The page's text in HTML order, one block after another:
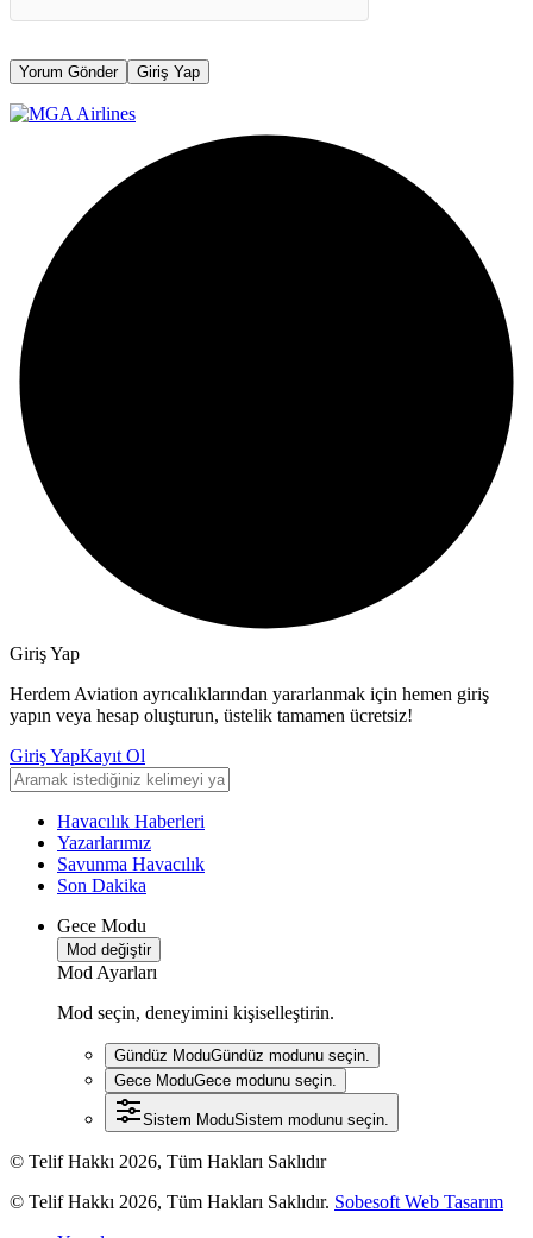
Yorum Gönder Giriş Yap
Giriş Yap
Herdem Aviation ayrıcalıklarından yararlanmak için hemen giriş
yapın veya hesap oluşturun, üstelik tamamen ücretsiz!
Giriş YapKayıt Ol
Havacılık Haberleri
Yazarlarımız
Savunma Havacılık
Son Dakika
Gece Modu
Mod değiştir
Mod Ayarları
Mod seçin, deneyimini kişiselleştirin.
Gündüz ModuGündüz modunu seçin.
Gece ModuGece modunu seçin.
Sistem ModuSistem modunu seçin.
© Telif Hakkı 2026, Tüm Hakları Saklıdır
© Telif Hakkı 2026, Tüm Hakları Saklıdır. Sobesoft Web Tasarım